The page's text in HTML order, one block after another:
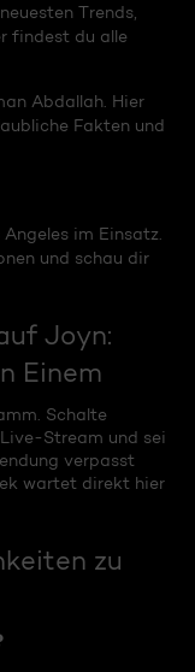
Trends,
findest du alle
Abdallah. Hier
Fakten und
im Einsatz.
und schau dir
Joyn:
Einem
Schalte
Stream und sei
verpasst
wartet direkt hier
zu